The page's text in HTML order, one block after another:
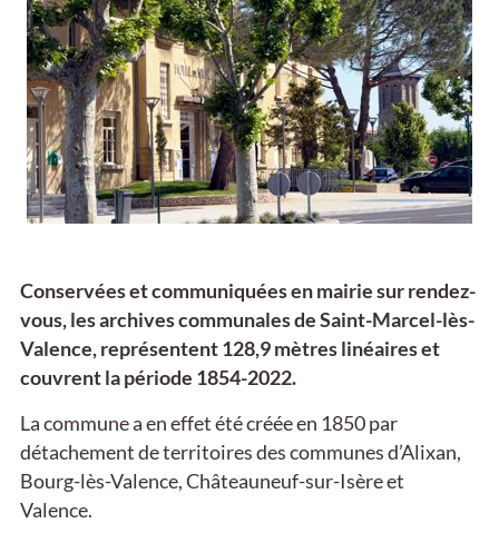
Conservées et communiquées en mairie sur rendez-
vous, les archives communales de Saint-Marcel-lès-
Valence, représentent 128,9 mètres linéaires et
couvrent la période 1854-2022.
La commune a en effet été créée en 1850 par
détachement de territoires des communes d’Alixan,
Bourg-lès-Valence, Châteauneuf-sur-Isère et
Valence.